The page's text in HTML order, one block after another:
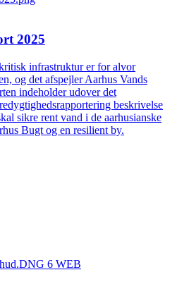
2025
infrastruktur er for alvor
og det afspejler Aarhus Vands
indeholder udover det
beskrivelse
sikre rent vand i de aarhusianske
Bugt og en resilient by.